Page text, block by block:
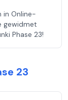
in Online-
gewidmet
Phase 23!
23